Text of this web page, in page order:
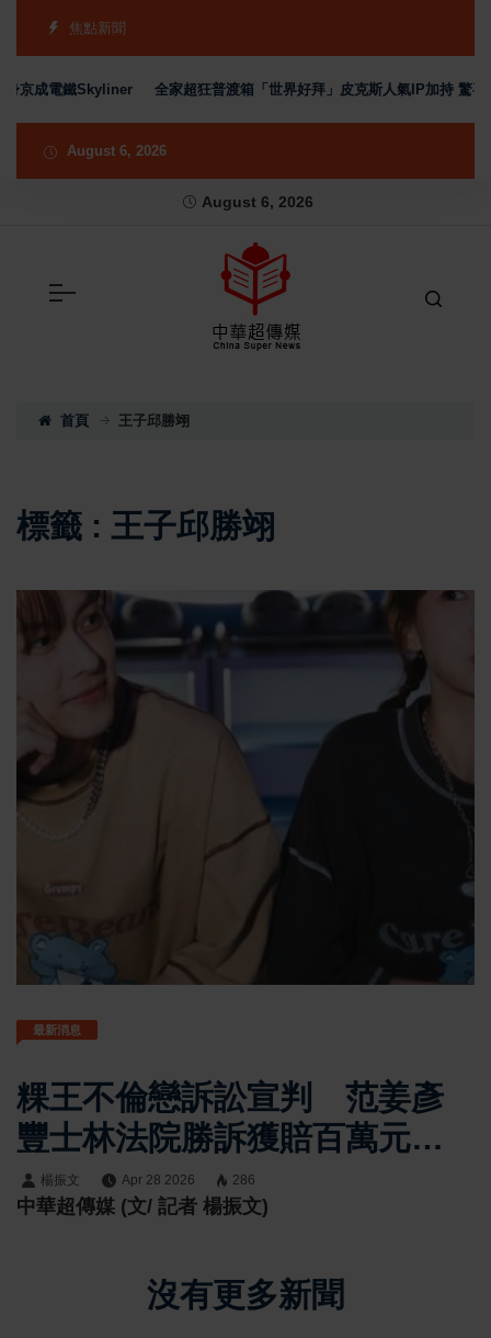
焦點新聞
京成電鐵Skyliner 全家超狂普渡箱「世界好拜」皮克斯人氣IP加持 驚喜
August 6, 2026
August 6, 2026
首頁 王子邱勝翊
標籤 : 王子邱勝翊
最新消息
粿王不倫戀訴訟宣判 范姜彥
豐士林法院勝訴獲賠百萬元
判決公開與隱私界線引關注
楊振文 Apr 28 2026 286
中華超傳媒 (文/ 記者 楊振文)
沒有更多新聞